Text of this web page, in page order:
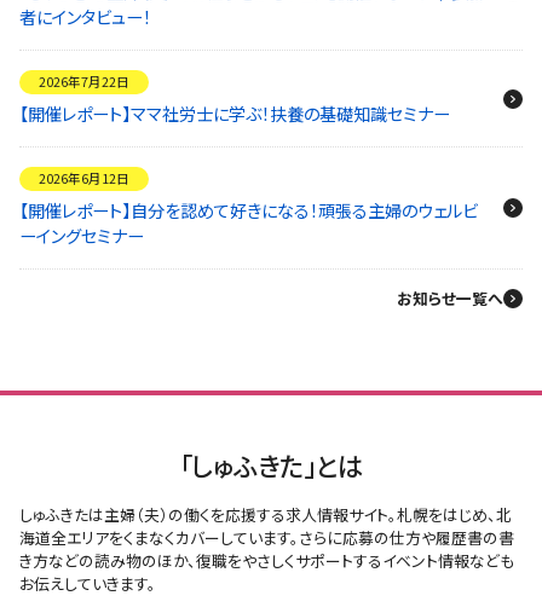
者にインタビュー！
2026年7月22日
【開催レポート】ママ社労士に学ぶ！扶養の基礎知識セミナー
2026年6月12日
【開催レポート】自分を認めて好きになる！頑張る主婦のウェルビ
ーイングセミナー
お知らせ一覧へ
「しゅふきた」とは
しゅふきたは主婦（夫）の働くを応援する求人情報サイト。札幌をはじめ、北
海道全エリアをくまなくカバーしています。さらに応募の仕方や履歴書の書
き方などの読み物のほか、復職をやさしくサポートするイベント情報なども
お伝えしていきます。